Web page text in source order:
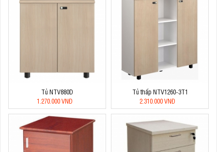
Tủ NTV880D
1.270.000 VNĐ
Tủ thấp NTV1260-3T1
2.310.000 VNĐ